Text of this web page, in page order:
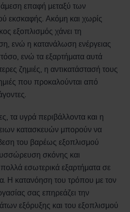
άμεση επαφή μεταξύ των
εκσκαφής. Ακόμη και χωρίς
εξοπλισμός χάνει τη
ενώ η κατανάλωση ενέργειας
ενώ τα εξαρτήματα αυτά
ζημιές, η αντικατάστασή τους
που προκαλούνται από
τα υγρά περιβάλλοντα και η
κατασκευών μπορούν να
του βαρέως εξοπλισμού
σκόνης και
εσωτερικά εξαρτήματα σε
Η κατανόηση του τρόπου με τον
σας επηρεάζει την
εξόρυξης και του εξοπλισμού